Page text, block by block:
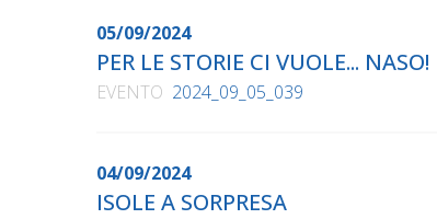
05/09/2024
PER LE STORIE CI VUOLE... NASO!
EVENTO 2024_09_05_039
04/09/2024
ISOLE A SORPRESA